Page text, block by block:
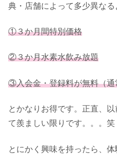
典・店舗によって多少異なる
①３か月間特別価格
②３か月水素水飲み放題
③入会金・登録料が無料（通
とかなりお得です。正直、
て羨ましい限りです。。。笑
とにかく興味を持ったら、体